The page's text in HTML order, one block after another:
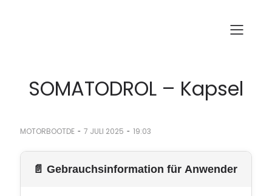
SOMATODROL – Kapsel
MOTORBOOTDE - 7 JULI 2025 - 19:03
📄 Gebrauchsinformation für Anwender